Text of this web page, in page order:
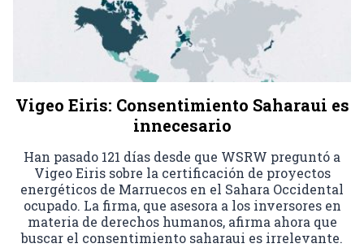
Vigeo Eiris: Consentimiento Saharaui es
innecesario
Han pasado 121 días desde que WSRW preguntó a
Vigeo Eiris sobre la certificación de proyectos
energéticos de Marruecos en el Sahara Occidental
ocupado. La firma, que asesora a los inversores en
materia de derechos humanos, afirma ahora que
buscar el consentimiento saharaui es irrelevante.